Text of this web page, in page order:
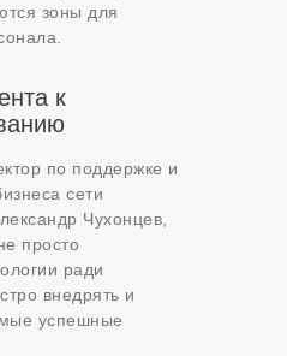
зоны для
к
по поддержке и
сети
Чухонцев,
просто
ради
внедрять и
успешные